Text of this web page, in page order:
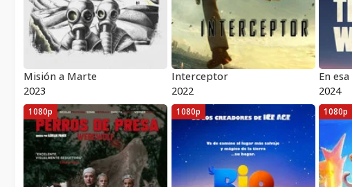
Misión a Marte
2023
Interceptor
2022
En
2024
1080p 1080p 1080p